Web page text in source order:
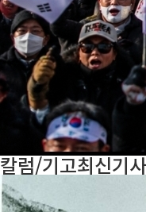
칼럼/기고최신기사